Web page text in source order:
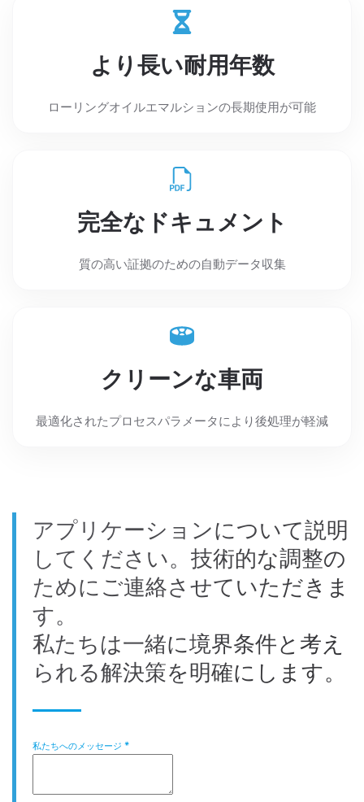
より長い耐用年数
ローリングオイルエマルションの長期使用が可能
完全なドキュメント
質の高い証拠のための自動データ収集
クリーンな車両
最適化されたプロセスパラメータにより後処理が軽減
アプリケーションについて説明
してください。技術的な調整の
ためにご連絡させていただきま
す。
私たちは一緒に境界条件と考え
られる解決策を明確にします。
私たちへのメッセージ *